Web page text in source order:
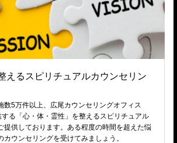
えるスピリチュアルカウンセリン
数5万件以上、広尾カウンセリングオフィス
る「心・体・霊性」を整えるスピリチュアル
提供しております。ある程度の時間を超えた悩
カウンセリングを受けてみましょう。